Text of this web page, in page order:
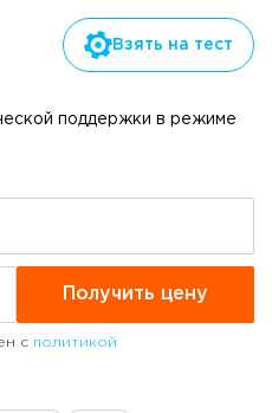
Взять на тест
поддержки в режиме
Получить цену
с политикой